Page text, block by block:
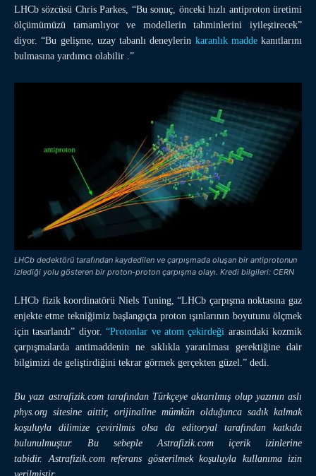
LHCb sözcüsü Chris Parkes, “Bu sonuç, önceki hızlı antiproton üretimi
ölçümümüzü tamamlıyor ve modellerin tahminlerini iyileştirecek”
diyor. “Bu gelişme, uzay tabanlı deneylerin karanlık maddekanıtlarını
bulmasına yardımcı olabilir .”
LHCb dedektörü tarafından kaydedilen ve çarpışmada oluşan bir antiprotonun
izlediği yolu gösteren bir proton-proton çarpışma olayı. Kredi bilgileri: CERN
LHCb fizik koordinatörü Niels Tuning, “LHCb çarpışma noktasına gaz
enjekte etme tekniğimiz başlangıçta proton ışınlarının boyutunu ölçmek
için tasarlandı” diyor.“Protonlar ve atom çekirdeği arasındaki kozmik
çarpışmalarda antimaddenin ne sıklıkla yaratılması gerektiğine dair
bilgimizi de geliştirdiğini tekrar görmek gerçekten güzel.” dedi.
Bu yazı astrafizik.com tarafından Türkçeye aktarılmış olup yazının aslı
phys.org sitesine aittir, orijinaline mümkün olduğunca sadık kalmak
koşuluyla dilimize çevirilmis olsa da editoryal tarafından katkıda
bulunulmuştur. Bu sebeple Astrafizik.com içerik izinlerine
tabidir. Astrafizik.com referans gösterilmek koşuluyla kullanıma izin